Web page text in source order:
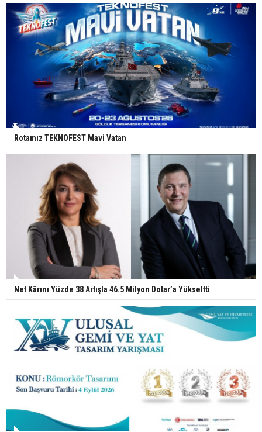
Rotamız TEKNOFEST Mavi Vatan
Net Kârını Yüzde 38 Artışla 46.5 Milyon Dolar’a Yükseltti